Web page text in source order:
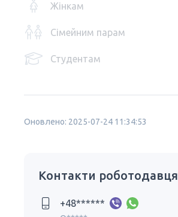
Жінкам
Сімейним парам
Студентам
Оновлено: 2025-07-24 11:34:53
Контакти роботодавця
+48******